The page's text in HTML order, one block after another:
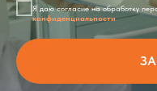
Я даю согласие на обработку
конфиденциальности